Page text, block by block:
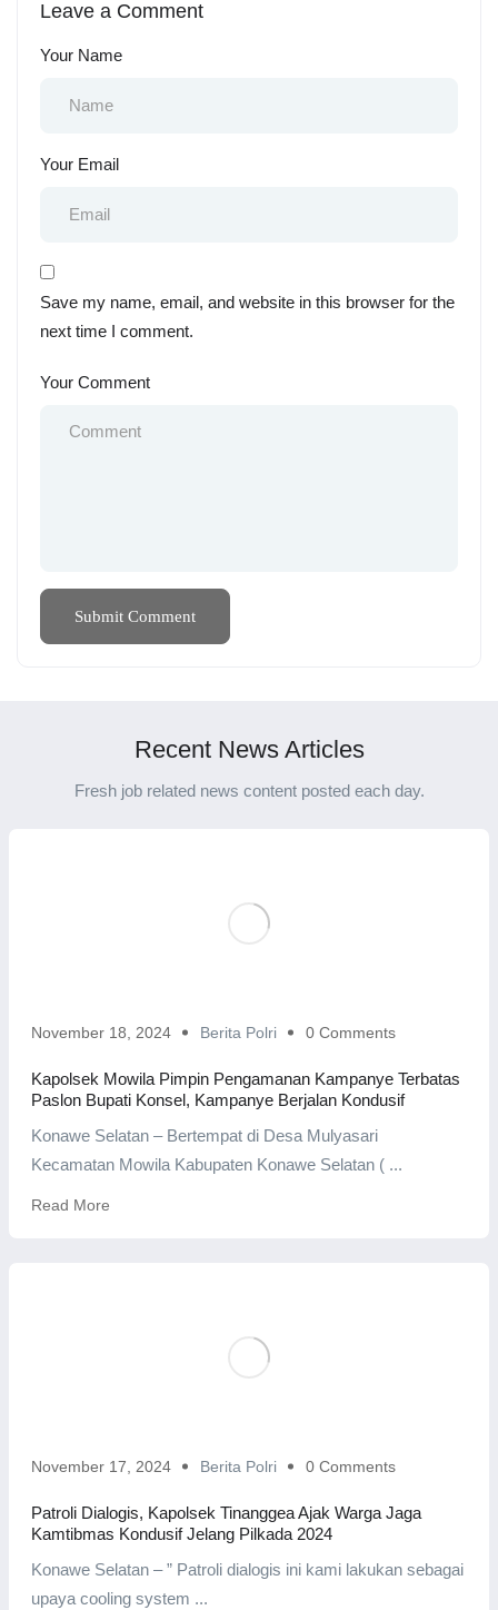
Kamtibmas
Leave a Comment
Your Name
Your Email
Save my name, email, and website in this browser for the
next time I comment.
Your Comment
Recent News Articles
Fresh job related news content posted each day.
November 18, 2024 Berita Polri 0 Comments
Kapolsek Mowila Pimpin Pengamanan Kampanye Terbatas
Paslon Bupati Konsel, Kampanye Berjalan Kondusif
Konawe Selatan – Bertempat di Desa Mulyasari
Kecamatan Mowila Kabupaten Konawe Selatan ( ...
Read More
November 17, 2024 Berita Polri 0 Comments
Patroli Dialogis, Kapolsek Tinanggea Ajak Warga Jaga
Kamtibmas Kondusif Jelang Pilkada 2024
Konawe Selatan – ” Patroli dialogis ini kami lakukan sebagai
upaya cooling system ...